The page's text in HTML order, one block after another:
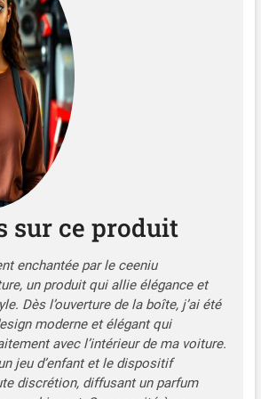
une diffusion silencieuse du
parfum dans tout
l'habitacle de votre véhicule
DESIGN ÉLÉGANT ET HAUT
DE GAMME : Avec son
esthétique sophistiquée et
ses finitions soignées, ce
diffuseur solaire apporte
une touche d'élégance à
agréablement votre voiture
FLACON DE PARFUM
INCLUS : Livré avec un
flacon de parfum de 10 ml,
compatible avec le diffuseur
solaire. Disponible en
plusieurs fragrances au
choix (3 senteurs),
permettant de
personnaliser l'ambiance de
sur ce produit
enchantée par le ceeniu
un produit qui allie élégance et
Dès l’ouverture de la boîte, j’ai été
moderne et élégant qui
avec l’intérieur de ma voiture.
jeu d’enfant et le dispositif
discrétion, diffusant un parfum